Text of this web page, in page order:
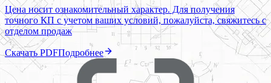
Цена носит ознакомительный характер. Для получения
точного КП с учетом ваших условий, пожалуйста, свяжитесь с
отделом продаж
Скачать PDFПодробнее